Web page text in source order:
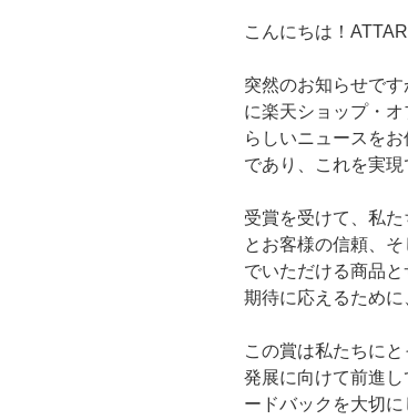
こんにちは！
突然のお知らせで
に楽天ショップ・
らしいニュースを
であり、これを実
受賞を受けて、私
とお客様の信頼、
でいただける商品
期待に応えるために
この賞は私たちに
発展に向けて前進
ードバックを大切